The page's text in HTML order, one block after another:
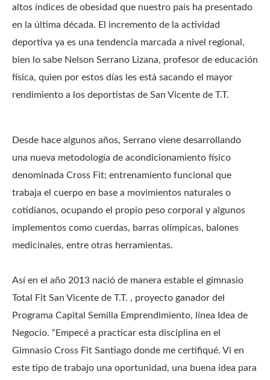
altos índices de obesidad que nuestro país ha presentado
en la última década. El incremento de la actividad
deportiva ya es una tendencia marcada a nivel regional,
bien lo sabe Nelson Serrano Lizana, profesor de educación
física, quien por estos días les está sacando el mayor
rendimiento a los deportistas de San Vicente de T.T.
Desde hace algunos años, Serrano viene desarrollando
una nueva metodología de acondicionamiento físico
denominada Cross Fit; entrenamiento funcional que
trabaja el cuerpo en base a movimientos naturales o
cotidianos, ocupando el propio peso corporal y algunos
implementos como cuerdas, barras olímpicas, balones
medicinales, entre otras herramientas.
Así en el año 2013 nació de manera estable el gimnasio
Total Fit San Vicente de T.T. , proyecto ganador del
Programa Capital Semilla Emprendimiento, línea Idea de
Negocio. “Empecé a practicar esta disciplina en el
Gimnasio Cross Fit Santiago donde me certifiqué. Vi en
este tipo de trabajo una oportunidad, una buena idea para